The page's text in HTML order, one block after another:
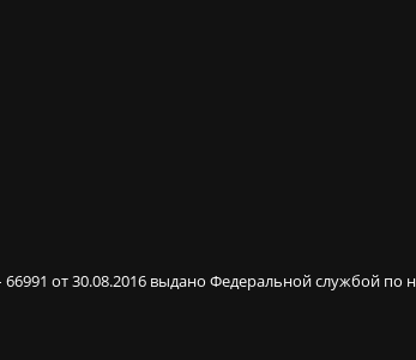
от 30.08.2016 выдано Федеральной службой по